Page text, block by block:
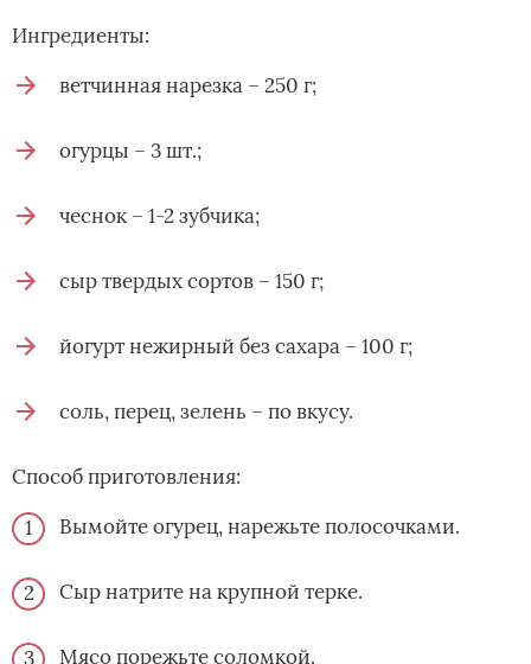
Ингредиенты:
ветчинная нарезка – 250 г;
огурцы – 3 шт.;
чеснок – 1-2 зубчика;
сыр твердых сортов – 150 г;
йогурт нежирный без сахара – 100 г;
соль, перец, зелень – по вкусу.
Способ приготовления:
Вымойте огурец, нарежьте полосочками.
Сыр натрите на крупной терке.
Мясо порежьте соломкой.